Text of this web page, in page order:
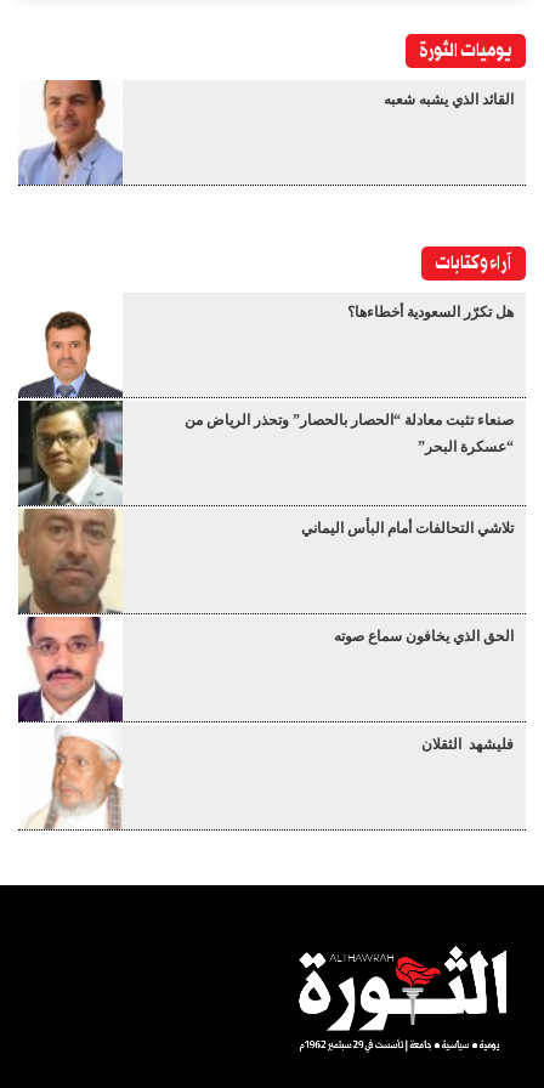
يوميات الثورة
القائد الذي يشبه شعبه
آراء وكتابات
هل تكرّر السعودية أخطاءها؟
صنعاء تثبت معادلة “الحصار بالحصار” وتحذر الرياض من
“عسكرة البحر”
تلاشي التحالفات أمام البأس اليماني
الحق الذي يخافون سماع صوته
فليشهد الثقلان